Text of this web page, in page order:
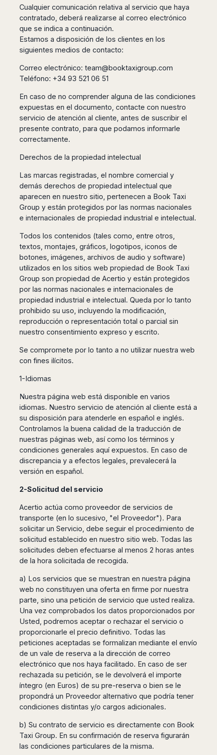
Liverpool
Manchester
Nottingham
Cork
Galway
Limerick
France
Paris
Bordeaux
Lyon
Marseille
Montpellier
Nantes
Tolouse
Germany
Berlin
Stuttgart
Dortmund
Bonn
Dresden
Düsseldorf
Frankfurt
Nürnberg
Hamburg
Leipzig
Bremen
Munich
Austria
Graz
Innsbruck
Linz
Salzburg
Gdańsk
Katowice
Kraków
Łódź
Lublin
Poznań
Warszawa
Portugal
Lisbon
Porto
Faro
Madeira
Morocco
Marrakech
Casablanca
Fez
Rabat
Agadir
Essaouira
China
Beijing
Chengdu
Guangzhou
Harbin
Jinan
Nanjing
Qingdao
Shanghai
Shenzhen
Tianjin
Petersburg
Split
Zagreb
Dubrovnik
Pula
Zadar
Sarajevo
Mostar
Tuzla
Maribor
Novo
Mesto
Burgas
Varna
Australia
Sydney
Melbourne
Adelaide
Perth
Brisbane
Gold
Coast
Canberra
Townsville
Darwin
Cairns
Japan
Tokyo
Kobe
Osaka
Fukuoka
Sapporo
Ho
Minh
Tagbilaran
Davao
Samal
Cebu
Lapu
Seoul
Kong
Singapore
Kuala
Penang
/
George
Town
Kuching
Kota
Kinabalu
India
Ahmedabad
Bangalore
Belagavi
Calicut
Chennai
Coimbatore
Dehradun
Guwahati
Jaipur
Jodhpur
Cochin
Lucknow
Madurai
Mangalore
Mumbai
Mysore
Surat
Trivandrum
Udapuir
Vadodara
Varanasi
Montreal
Calgary
Ottawa
Mexico
Monterrey
Mexico
Toluca
San
José
del
Cabo
Cancún
Mérida
Argentina
Buenos
Aires
Bariloche
Mendoza
Rosario
Puerto
Iguazú
Brasil
Rio
de
Janeiro
Paulo
Porto
Fortaleza
Recife
Salvador
de
Bahia
Colombia
Bogotá
San
Andrés
Chile
Santiago
Valparaiso
Perú
Lima
Cusco
Cualquier comunicación relativa al servicio que haya
contratado, deberá realizarse al correo electrónico
que se indica a continuación.
Estamos a disposición de los clientes en los
siguientes medios de contacto:
Correo electrónico: team@booktaxigroup.com
Teléfono: +34 93 521 06 51
En caso de no comprender alguna de las condiciones
expuestas en el documento, contacte con nuestro
servicio de atención al cliente, antes de suscribir el
presente contrato, para que podamos informarle
correctamente.
Derechos de la propiedad intelectual
Las marcas registradas, el nombre comercial y
demás derechos de propiedad intelectual que
aparecen en nuestro sitio, pertenecen a Book Taxi
Group y están protegidos por las normas nacionales
e internacionales de propiedad industrial e intelectual.
Todos los contenidos (tales como, entre otros,
textos, montajes, gráficos, logotipos, iconos de
botones, imágenes, archivos de audio y software)
utilizados en los sitios web propiedad de Book Taxi
Group son propiedad de Acertio y están protegidos
por las normas nacionales e internacionales de
propiedad industrial e intelectual. Queda por lo tanto
prohibido su uso, incluyendo la modificación,
reproducción o representación total o parcial sin
nuestro consentimiento expreso y escrito.
Se compromete por lo tanto a no utilizar nuestra web
con fines ilícitos.
1-Idiomas
Nuestra página web está disponible en varios
idiomas. Nuestro servicio de atención al cliente está a
su disposición para atenderle en español e inglés.
Controlamos la buena calidad de la traducción de
nuestras páginas web, así como los términos y
condiciones generales aquí expuestos. En caso de
discrepancia y a efectos legales, prevalecerá la
versión en español.
2-Solicitud del servicio
Acertio actúa como proveedor de servicios de
transporte (en lo sucesivo, "el Proveedor"). Para
solicitar un Servicio, debe seguir el procedimiento de
solicitud establecido en nuestro sitio web. Todas las
solicitudes deben efectuarse al menos 2 horas antes
de la hora solicitada de recogida.
a) Los servicios que se muestran en nuestra página
web no constituyen una oferta en firme por nuestra
parte, sino una petición de servicio que usted realiza.
Una vez comprobados los datos proporcionados por
Usted, podremos aceptar o rechazar el servicio o
proporcionarle el precio definitivo. Todas las
peticiones aceptadas se formalizan mediante el envío
de un vale de reserva a la dirección de correo
electrónico que nos haya facilitado. En caso de ser
rechazada su petición, se le devolverá el importe
íntegro (en Euros) de su pre-reserva o bien se le
propondrá un Proveedor alternativo que podría tener
condiciones distintas y/o cargos adicionales.
b) Su contrato de servicio es directamente con Book
Taxi Group. En su confirmación de reserva figurarán
las condiciones particulares de la misma.